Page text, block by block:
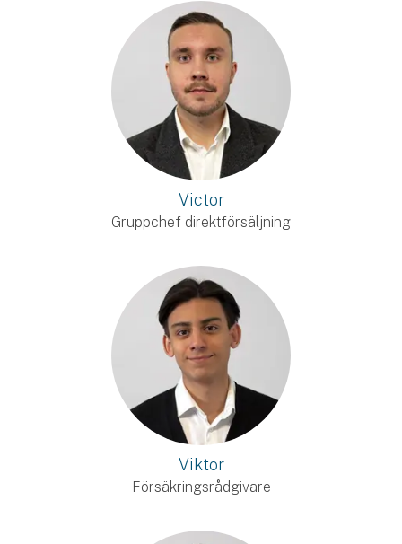
Victor
Gruppchef direktförsäljning
Viktor
Försäkringsrådgivare